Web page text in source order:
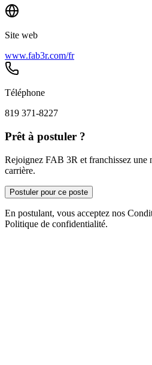
Site web
www.fab3r.com/fr
Téléphone
819 371-8227
Prêt à postuler ?
Rejoignez FAB 3R et franchissez une
carrière.
Postuler pour ce poste
En postulant, vous acceptez nos
Politique de confidentialité.